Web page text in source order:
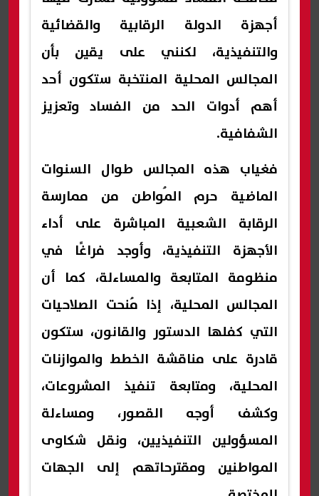
أجهزة الدولة الرقابية والقضائية
والتنفيذية، لكنني على يقين بأن
المجالس المحلية المنتخبة ستكون أحد
أهم أدوات الحد من الفساد وتعزيز
الشفافية.
فغياب هذه المجالس طوال السنوات
الماضية حرم المُواطن من ممارسة
الرقابة الشعبية المباشرة على أداء
الأجهزة التنفيذية، وأوجد فراغًا في
منظومة المتابعة والمساءلة، كما أن
المجالس المحلية، إذا مُنحت الصلاحيات
التي كفلها الدستور والقانون، ستكون
قادرة على مناقشة الخطط والموازنات
المحلية، ومتابعة تنفيذ المشروعات،
وكشف أوجه القصور، ومساءلة
المسؤولين التنفيذيين، ونقل شكاوى
المواطنين ومقترحاتهم إلى الجهات